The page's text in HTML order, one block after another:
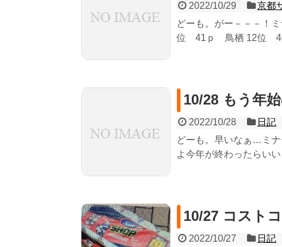
2022/10/29
京都
どーも。がー－－－！
位 41ｐ 鳥栖 12位
10/28 もう年始
2022/10/28
日記
どーも。早いなぁ…ミ
よ今年が終わったらい
10/27 コスト
2022/10/27
日記